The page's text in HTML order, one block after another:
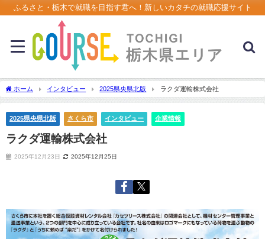
ふるさと・栃木で就職を目指す君へ！新しいカタチの就職応援サイト
ホーム インタビュー 2025県央県北版 ラクダ運輸株式会社
2025県央県北版 さくら市 インタビュー 企業情報
ラクダ運輸株式会社
2025年12月23日 2025年12月25日